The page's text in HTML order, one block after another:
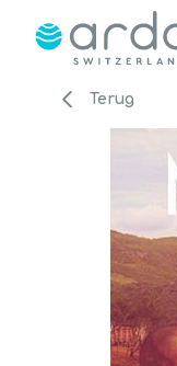
Terug